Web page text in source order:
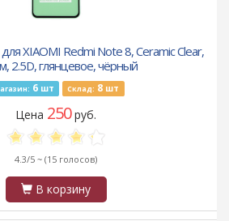
XIAOMI Redmi Note 8, Ceramic Clear,
2.5D, глянцевое, чёрный
6шт Склад: 8 шт
Цена 250руб.
4.3/5 ~ (15 голосов)
В корзину